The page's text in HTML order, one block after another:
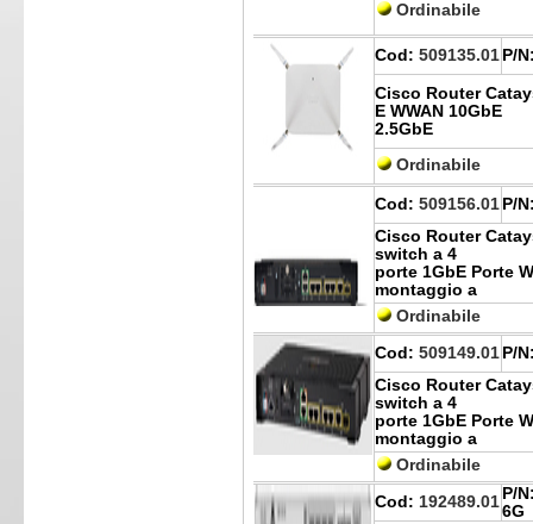
Ordinabile
Cod: 509135.01 P/
Cisco Router
E WWAN 10GbE
2.5GbE
Ordinabile
Cod: 509156.01 P/
Cisco Router
switch a 4
porte 1GbE Porte
montaggio a
Ordinabile
Cod: 509149.01 P/
Cisco Router
switch a 4
porte 1GbE Porte
montaggio a
Ordinabile
Cod: 192489.01 P/
6G